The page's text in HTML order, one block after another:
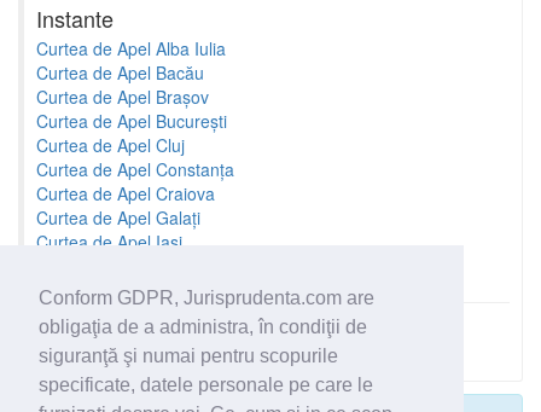
Conform GDPR, Jurisprudenta.com are
obligaţia de a administra, în condiţii de
siguranţă şi numai pentru scopurile
specificate, datele personale pe care le
Instante
Curtea de Apel Alba Iulia
Curtea de Apel Bacău
Curtea de Apel Brașov
Curtea de Apel București
Curtea de Apel Cluj
Curtea de Apel Constanța
Curtea de Apel Craiova
Curtea de Apel Galați
Curtea de Apel Iași
Toate instantele